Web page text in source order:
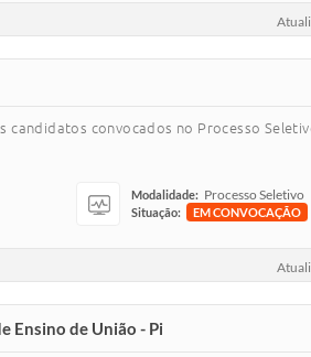
convocados no Processo
Modalidade: Processo Seletivo
Situação: EM CONVOCAÇÃO
Ensino de União - Pi